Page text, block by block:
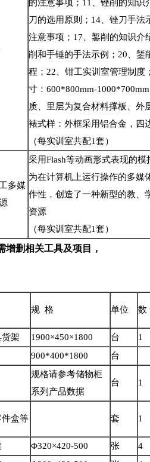
的注意事项； 11、锉削的知识
刀的选用原则； 14、锉刀手法
注意事项； 17、錾削的知识介
削和手锤的手法示例； 20、錾
程； 22、钳工实训室管理制度
寸： 600*800mm-1000*700mm
质、里层为复合材料撑板、外
裱式样：外框采用铝合金，四
（每实训室共配1套）
多媒
采用Flash等动画形式表现的模
为在计算机上运行操作的多媒
作性，创造了一种新型的教、
资源
（每实训室共配1套）
增删相关工具及项目，
规 格 单位 数
架 1900×450×1800 台
1
900*400*1800 台
规格请参考储物柜
系列产品数据
台 1
盒等 套 1
Φ320×420-500 张
4